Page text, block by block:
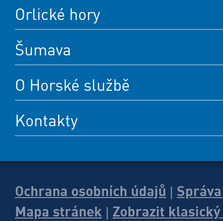
Orlické hory
Šumava
O Horské službě
Kontakty
Ochrana osobních údajů
Mapa stránek
Zobrazit